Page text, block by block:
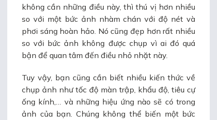
không cần những điều này, thì thú vị hơn nhiều
so với một bức ảnh nhàm chán với độ nét và
phơi sáng hoàn hảo. Nó cũng đẹp hơn rất nhiều
so với bức ảnh không được chụp vì ai đó quá
bận để quan tâm đến điều nhỏ nhặt này.
Tuy vậy, bạn cũng cần biết nhiều kiến thức về
chụp ảnh như tốc độ màn trập, khẩu độ, tiêu cự
ống kính,… và những hiệu ứng nào sẽ có trong
ảnh của bạn. Chúng không thể biến một bức